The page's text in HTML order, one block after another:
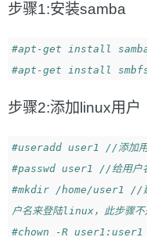
步骤1:安装samba
#apt-get install
#apt-get install
步骤2:添加linux用户
#useradd user1 //添加用
#passwd user1 //给用户
#mkdir /home/user1 //建
户名来登陆linux，此步骤不
#chown -R user1:user1